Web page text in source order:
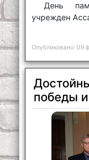
День
учрежден
Опубликовано: 09
победы